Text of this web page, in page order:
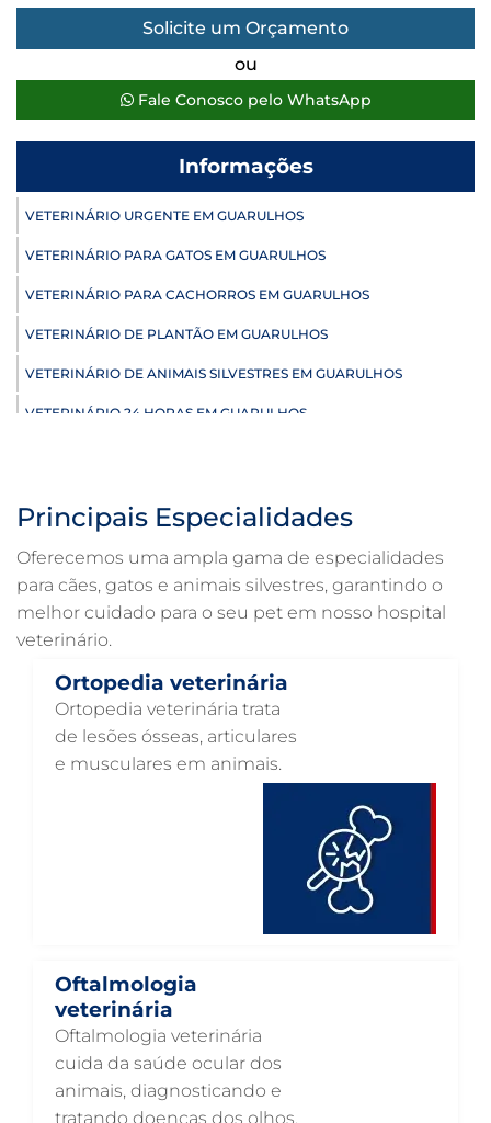
Solicite um Orçamento
ou
Fale Conosco pelo WhatsApp
Informações
VETERINÁRIO URGENTE EM GUARULHOS
VETERINÁRIO PARA GATOS EM GUARULHOS
VETERINÁRIO PARA CACHORROS EM GUARULHOS
VETERINÁRIO DE PLANTÃO EM GUARULHOS
VETERINÁRIO DE ANIMAIS SILVESTRES EM GUARULHOS
VETERINÁRIO 24 HORAS EM GUARULHOS
ULTRASSONOGRAFIA PARA CACHORRO EM GUARULHOS
ULTRASSOM VETERINÁRIO EM GUARULHOS
TRATAMENTO DE ANIMAIS EM GUARULHOS
RAIO X VETERINÁRIO EM GUARULHOS
PNEUMOLOGIA VETERINÁRIA EM GUARULHOS
OTOSCOPIA VETERINÁRIA EM GUARULHOS
OTOSCOPIA DIGITAL VETERINÁRIA EM GUARULHOS
OFTALMOLOGIA VETERINÁRIA EM GUARULHOS
NEUROLOGIA ANIMAL EM GUARULHOS
NEFROLOGIA VETERINÁRIA EM GUARULHOS
LABORATÓRIO PET EM GUARULHOS
Principais Especialidades
Oferecemos uma ampla gama de especialidades
para cães, gatos e animais silvestres, garantindo o
melhor cuidado para o seu pet em nosso hospital
veterinário.
Ortopedia veterinária
Ortopedia veterinária trata
de lesões ósseas, articulares
e musculares em animais.
Oftalmologia
veterinária
Oftalmologia veterinária
cuida da saúde ocular dos
animais, diagnosticando e
tratando doenças dos olhos.